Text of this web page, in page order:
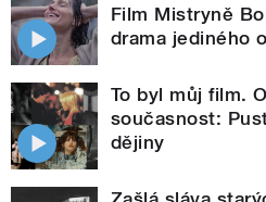
Film Mistryně
drama jediného
To byl můj film.
současnost:
dějiny